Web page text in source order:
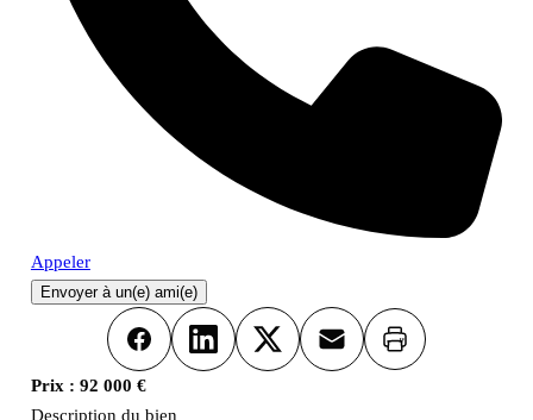
Appeler
Envoyer à un(e) ami(e)
FacebookLinkedInX Email Imprimer
Prix : 92 000 €
Description du bien